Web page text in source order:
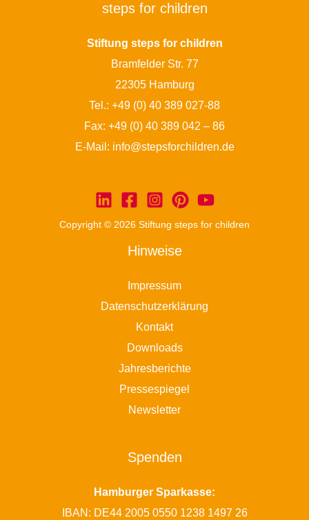
steps for children
Stiftung steps for children
Bramfelder Str. 77
22305 Hamburg
Tel.: +49 (0) 40 389 027-88
Fax: +49 (0) 40 389 042 – 86
E-Mail: info@stepsforchildren.de
Copyright © 2026 Stiftung steps for children
Hinweise
Impressum
Datenschutzerklärung
Kontakt
Downloads
Jahresberichte
Pressespiegel
Newsletter
Spenden
Hamburger Sparkasse:
IBAN: DE44 2005 0550 1238 1497 26